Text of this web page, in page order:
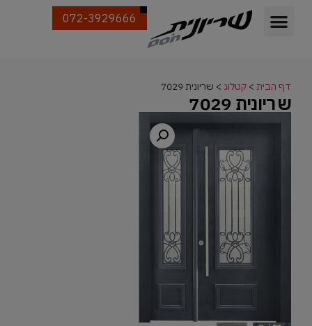
072-3929666
דף הבית > קטלוג > שריונית 7029
שריונית 7029